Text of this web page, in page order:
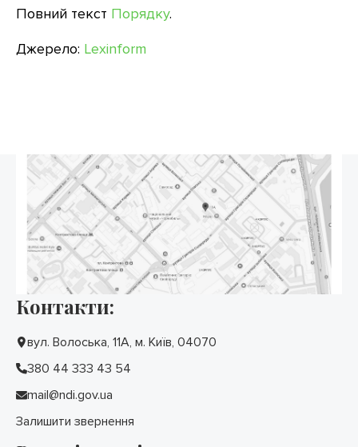
Повний текст Порядку.
Джерело: Lexinform
Контакти:
вул. Волоська, 11А, м. Київ, 04070
380 44 333 43 54
mail@ndi.gov.ua
Залишити звернення